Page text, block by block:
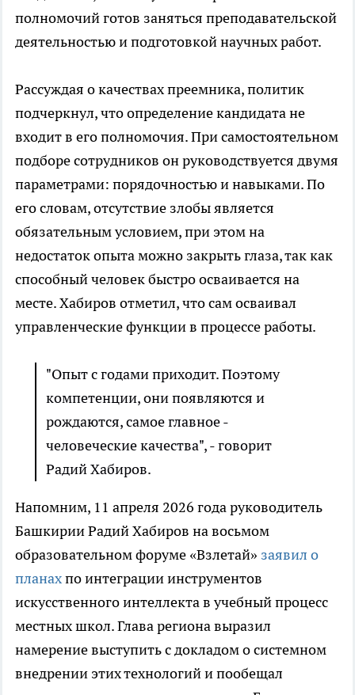
полномочий готов заняться преподавательской
деятельностью и подготовкой научных работ.
Рассуждая о качествах преемника, политик
подчеркнул, что определение кандидата не
входит в его полномочия. При самостоятельном
подборе сотрудников он руководствуется двумя
параметрами: порядочностью и навыками. По
его словам, отсутствие злобы является
обязательным условием, при этом на
недостаток опыта можно закрыть глаза, так как
способный человек быстро осваивается на
месте. Хабиров отметил, что сам осваивал
управленческие функции в процессе работы.
"Опыт с годами приходит. Поэтому
компетенции, они появляются и
рождаются, самое главное -
человеческие качества", - говорит
Радий Хабиров.
Напомним, 11 апреля 2026 года руководитель
Башкирии Радий Хабиров на восьмом
образовательном форуме «Взлетай» заявил о
планахпо интеграции инструментов
искусственного интеллекта в учебный процесс
местных школ. Глава региона выразил
намерение выступить с докладом о системном
внедрении этих технологий и пообещал